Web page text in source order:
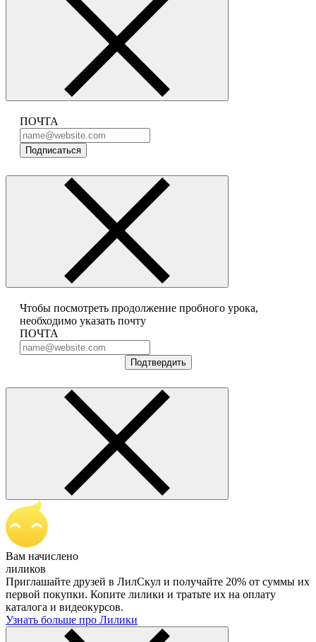
ПОЧТА
Подписаться
Чтобы посмотреть продолжение пробного урока,
необходимо указать почту
ПОЧТА
Подтвердить
Вам начислено
лиликов
Приглашайте друзей в ЛилСкул и получайте 20% от суммы их
первой покупки. Копите лилики и тратьте их на оплату
каталога и видеокурсов.
Узнать больше про Лилики